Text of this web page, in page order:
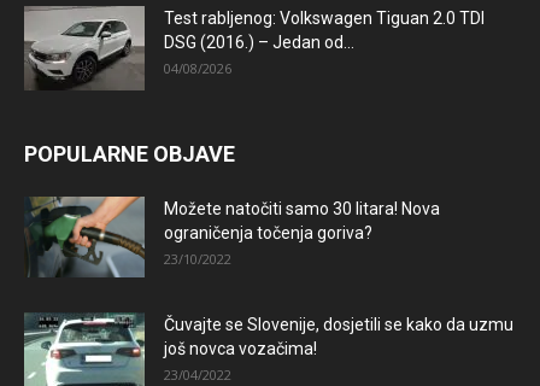
Test rabljenog: Volkswagen Tiguan 2.0 TDI
DSG (2016.) – Jedan od...
04/08/2026
POPULARNE OBJAVE
Možete natočiti samo 30 litara! Nova
ograničenja točenja goriva?
23/10/2022
Čuvajte se Slovenije, dosjetili se kako da uzmu
još novca vozačima!
23/04/2022